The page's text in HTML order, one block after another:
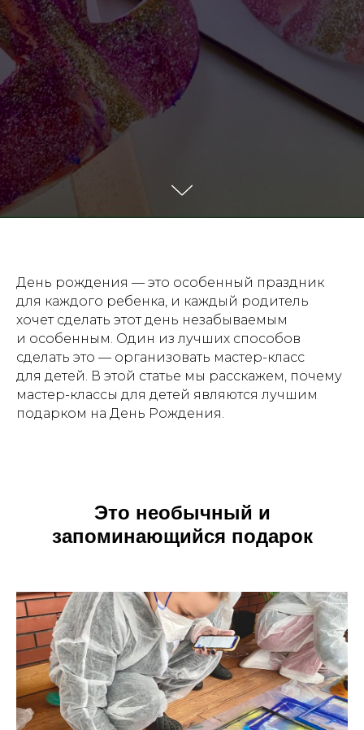
День рождения — это особенный праздник
для каждого ребенка, и каждый родитель
хочет сделать этот день незабываемым
и особенным. Один из лучших способов
сделать это — организовать мастер-класс
для детей. В этой статье мы расскажем, почему
мастер-классы для детей являются лучшим
подарком на День Рождения.
Это необычный и
запоминающийся подарок